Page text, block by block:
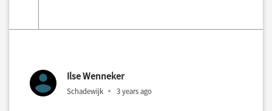
Ilse Wenneker
Schadewijk 3 years ago